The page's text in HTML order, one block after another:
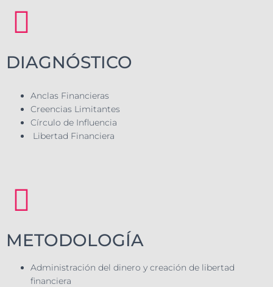
DIAGNÓSTICO
Anclas Financieras
Creencias Limitantes
Círculo de Influencia
Libertad Financiera
METODOLOGÍA
Administración del dinero y creación de libertad
financiera